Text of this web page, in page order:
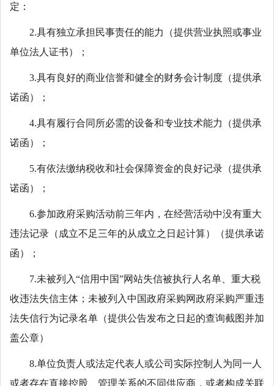
定：
2.具有独立承担民事责任的能力（提供营业执照或事业
单位法人证书）；
3.具有良好的商业信誉和健全的财务会计制度（提供承
诺函）；
4.具有履行合同所必需的设备和专业技术能力（提供承
诺函）；
5.有依法缴纳税收和社会保障资金的良好记录（提供承
诺函）；
6.参加政府采购活动前三年内，在经营活动中没有重大
违法记录（成立不足三年的从成立之日起计算）（提供承诺
函）；
7.未被列入“信用中国”网站失信被执行人名单、重大税
收违法失信主体；未被列入中国政府采购网政府采购严重违
法失信行为记录名单（提供公告发布之日起的查询截图并加
盖公章）
8.单位负责人或法定代表人或公司实际控制人为同一人
或者存在直接控股、管理关系的不同供应商，或者构成关联